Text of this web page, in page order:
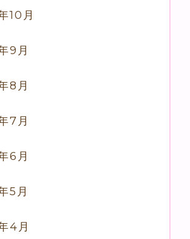
10月
9月
8月
7月
6月
5月
4月